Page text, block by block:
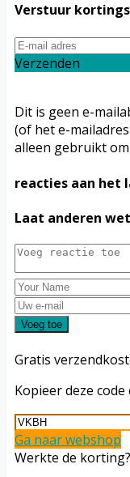
Verstuur
Verzenden
Dit is geen e-
(of het e-
alleen gebruikt
reacties aan het
Laat anderen
Voeg toe
Gratis
Kopieer deze
Ga naar webshop
Werkte de korting?